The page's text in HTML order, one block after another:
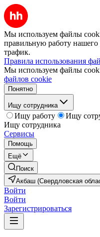
Мы используем файлы
правильную работу нашего
трафик.
Правила использования
Мы используем файлы
файлов cookie
Понятно
Ищу сотрудника
Ищу работу
Ищу
Ищу сотрудника
Сервисы
Помощь
Ещё
Поиск
Акбаш (Свердловская
Войти
Войти
Зарегистрироваться